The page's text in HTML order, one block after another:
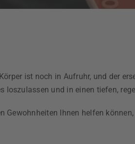
ist noch in Aufruhr, und der
und in einen tiefen,
Ihnen helfen